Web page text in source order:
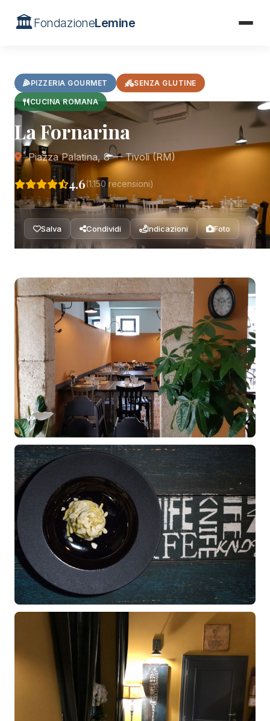
🏛️FondazioneLemine
PIZZERIA GOURMET SENZA GLUTINE
CUCINA ROMANA
La Fornarina
Piazza Palatina, 8 — Tivoli (RM)
4.6(1.150 recensioni)
Salva Condividi Indicazioni Foto